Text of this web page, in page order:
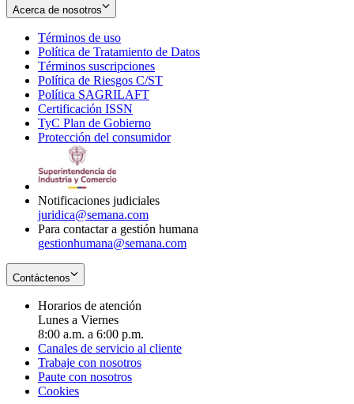
Acerca de nosotros
Términos de uso
in
new
window
Política de Tratamiento de Datos
Términos suscripciones
in
Política de Riesgos C/ST
Política SAGRILAFT
new
window
Certificación ISSN
in
new
TyC Plan de Gobierno
in
Protección del consumidorOpens
Notificaciones judiciales
juridica@semana.com
Para contactar a gestión humana
gestionhumana@semana.com
Contáctenos
Horarios de atención
Lunes a Viernes
8:00 a.m. a 6:00 p.m.
Canales de servicio al cliente
Trabaje con nosotros
Paute con nosotros
Cookies